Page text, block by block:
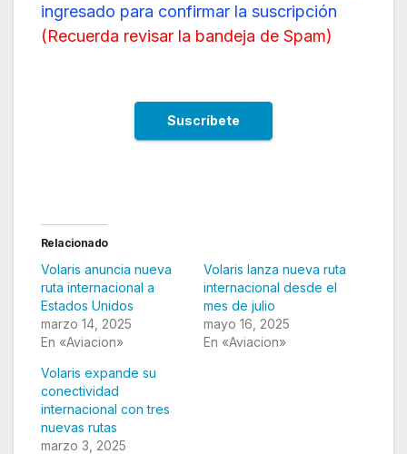
ingresado para confirmar la suscripción
(Recuerda revisar la bandeja de Spam)
Relacionado
Volaris anuncia nueva
ruta internacional a
Estados Unidos
marzo 14, 2025
En «Aviacion»
Volaris lanza nueva ruta
internacional desde el
mes de julio
mayo 16, 2025
En «Aviacion»
Volaris expande su
conectividad
internacional con tres
nuevas rutas
marzo 3, 2025